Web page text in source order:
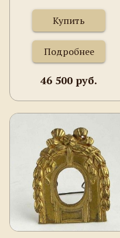
Купить
Подробнее
46 500 руб.